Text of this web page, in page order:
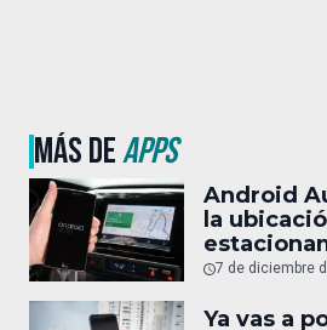
MÁS DEAPPS
Android
la
Maps
7 de diciembre
Ya vas a